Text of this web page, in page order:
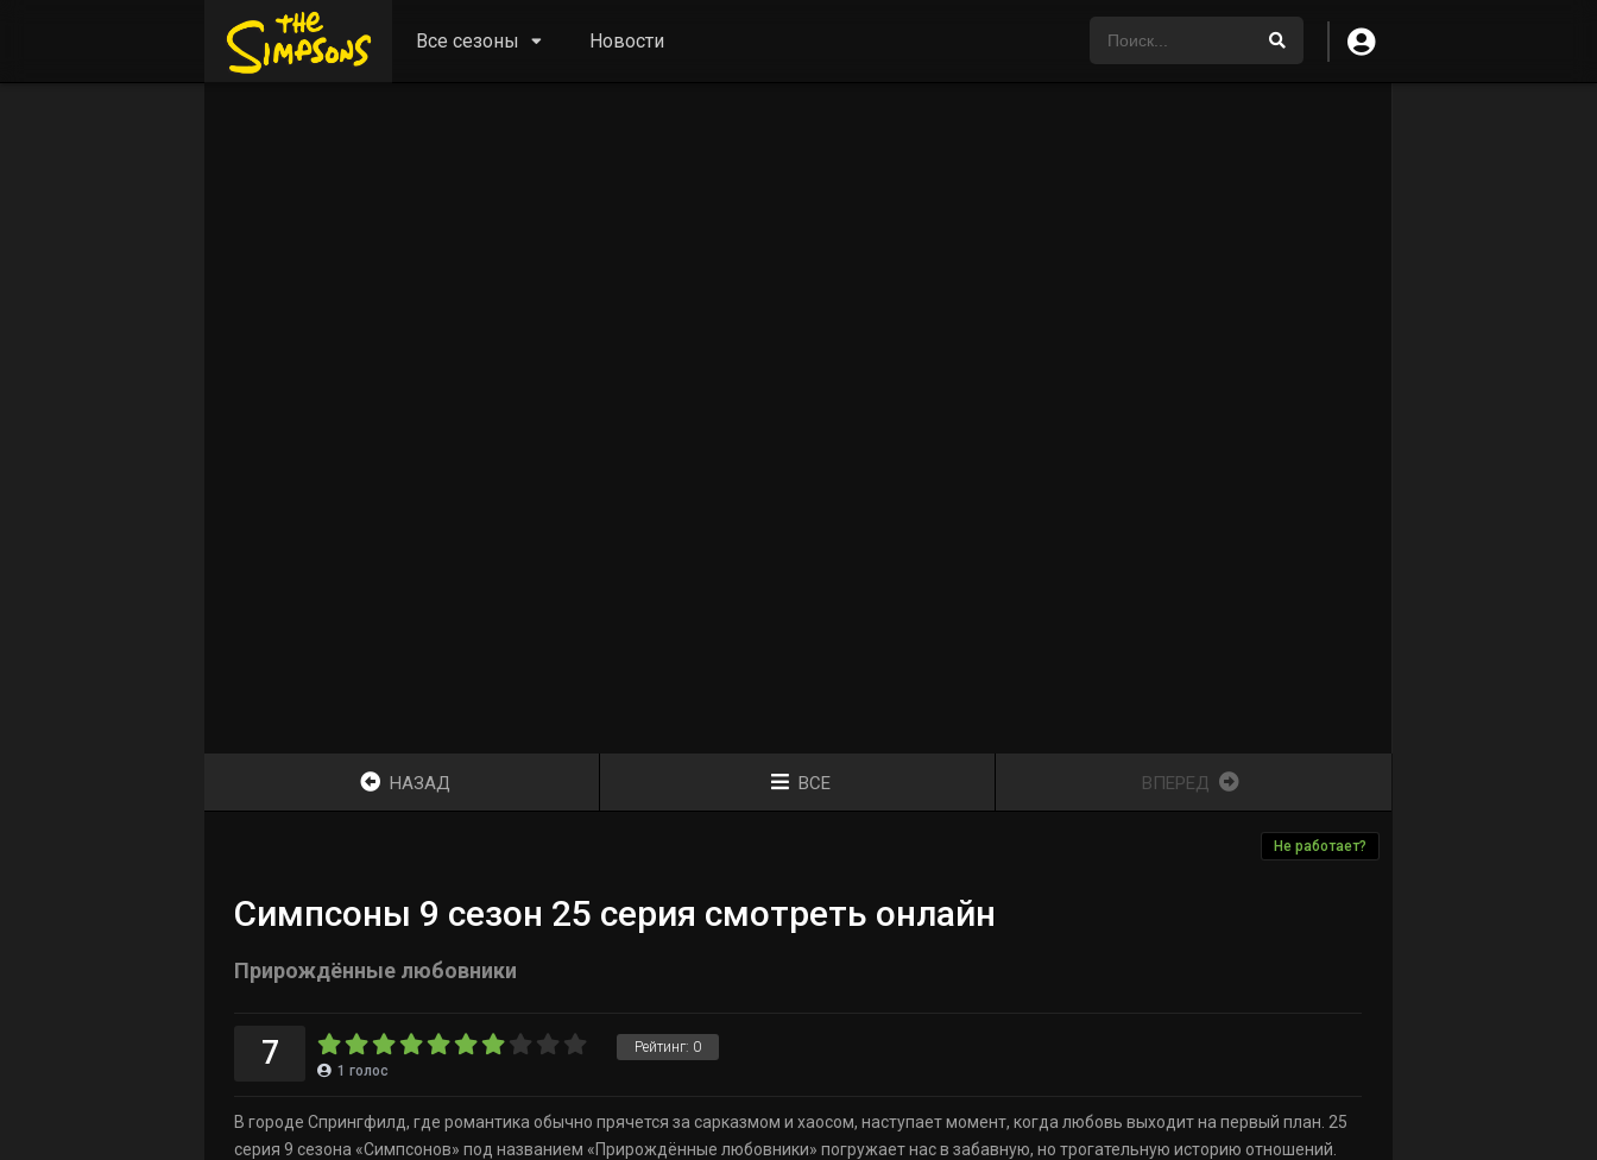
Все сезоны Новости
НАЗАД ВСЕ ВПЕРЕД
Не работает?
Симпсоны 9 сезон 25 серия смотреть онлайн
Прирождённые любовники
Рейтинг: 0
7 1 голос
В городе Спрингфилд, где романтика обычно прячется за сарказмом и хаосом, наступает момент, когда любовь выходит на первый план. 25
серия 9 сезона «Симпсонов» под названием «Прирождённые любовники» погружает нас в забавную, но трогательную историю отношений.